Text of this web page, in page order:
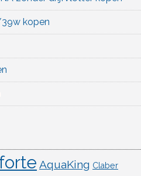
kopen
AquaKing Claber